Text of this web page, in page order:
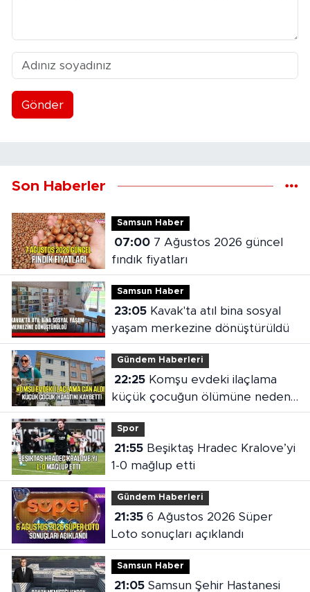
Gönder
Son Haberler
Samsun Haber
07:007 Ağustos 2026 güncel
fındık fiyatları
Samsun Haber
23:05Kavak'ta atıl bina sosyal
yaşam merkezine dönüştürüldü
Gündem Haberleri
22:25Komşu evdeki ilaçlama
küçük çocuğun ölümüne neden
oldu
Spor
21:55Beşiktaş Hradec Kralove’yi
1-0 mağlup etti
Gündem Haberleri
21:356 Ağustos 2026 Süper
Loto sonuçları açıklandı
Samsun Haber
21:05Samsun Şehir Hastanesi